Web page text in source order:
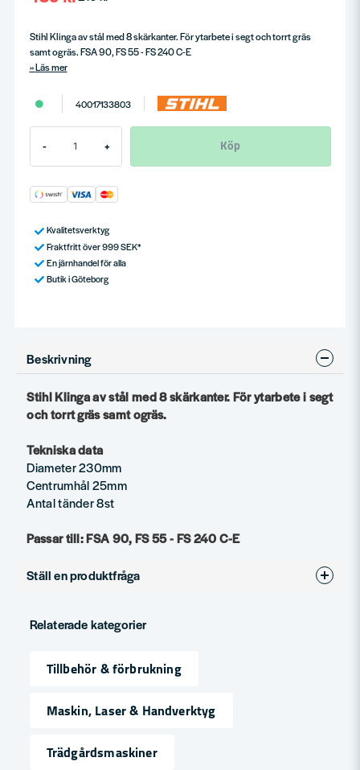
Stihl Klinga av stål med 8 skärkanter. För ytarbete i segt och torrt gräs
samt ogräs. FSA 90, FS 55 - FS 240 C-E
Läs mer
40017133803
- + Köp
Kvalitetsverktyg
Fraktfritt över 999 SEK*
En järnhandel för alla
Butik i Göteborg
Beskrivning
Stihl Klinga av stål med 8 skärkanter. För ytarbete i segt
och torrt gräs samt ogräs.
Tekniska data
Diameter 230mm
Centrumhål 25mm
Antal tänder 8st
Passar till: FSA 90, FS 55 - FS 240 C-E
Ställ en produktfråga
Fråga oss något om denna produkten...
Namn
email
Relaterade kategorier
Tillbehör & förbrukning
Maskin, Laser & Handverktyg
Trädgårdsmaskiner